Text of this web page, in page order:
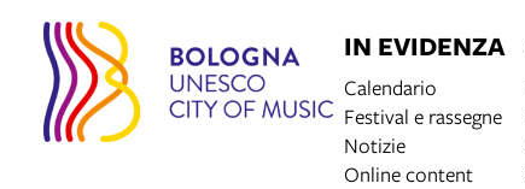
IN EVIDENZA
Calendario
Festival e rassegne
Notizie
Online content